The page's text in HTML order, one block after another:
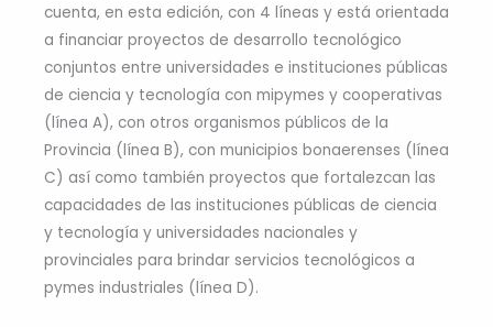
cuenta, en esta edición, con 4 líneas y está orientada
a financiar proyectos de desarrollo tecnológico
conjuntos entre universidades e instituciones públicas
de ciencia y tecnología con mipymes y cooperativas
(línea A), con otros organismos públicos de la
Provincia (línea B), con municipios bonaerenses (línea
C) así como también proyectos que fortalezcan las
capacidades de las instituciones públicas de ciencia
y tecnología y universidades nacionales y
provinciales para brindar servicios tecnológicos a
pymes industriales (línea D).